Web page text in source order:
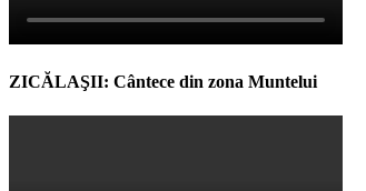
ZICĂLAŞII: Cântece din zona Muntelui